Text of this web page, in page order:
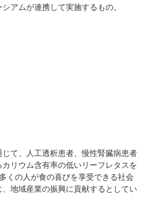
アムが連携して実施するもの。
て、人工透析患者、慢性腎臓病患者
カリウム含有率の低いリーフレタスを
くの人が食の喜びを享受できる社会
、地域産業の振興に貢献するとしてい